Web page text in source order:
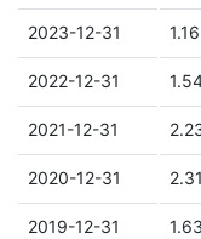
2023-12-31 1.16
2022-12-31
2021-12-31
2020-12-31 2.31
2019-12-31 1.63